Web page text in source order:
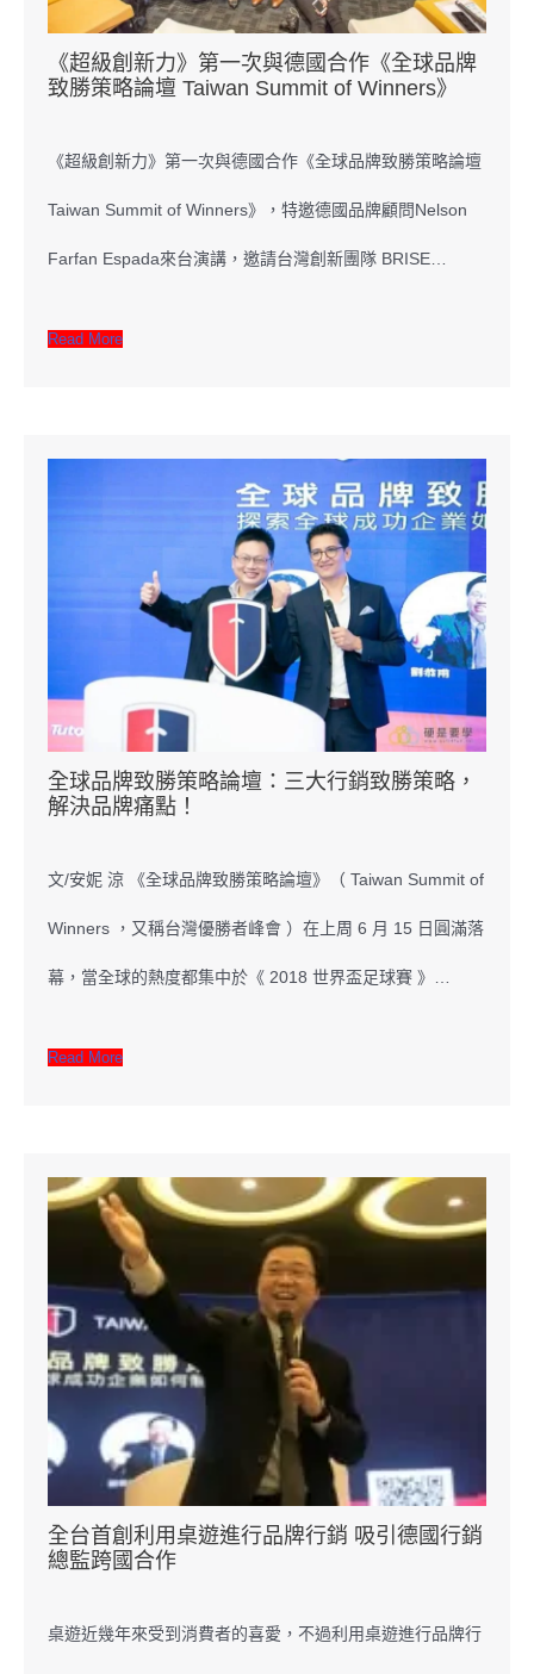
《超級創新力》第一次與德國合作《全球品牌
致勝策略論壇 Taiwan Summit of Winners》
《超級創新力》第一次與德國合作《全球品牌致勝策略論壇
Taiwan Summit of Winners》，特邀德國品牌顧問Nelson
Farfan Espada來台演講，邀請台灣創新團隊 BRISE…
Read More
全球品牌致勝策略論壇：三大行銷致勝策略，
解決品牌痛點！
文/安妮 涼 《全球品牌致勝策略論壇》（ Taiwan Summit of
Winners ，又稱台灣優勝者峰會 ）在上周 6 月 15 日圓滿落
幕，當全球的熱度都集中於《 2018 世界盃足球賽 》…
Read More
全台首創利用桌遊進行品牌行銷 吸引德國行銷
總監跨國合作
桌遊近幾年來受到消費者的喜愛，不過利用桌遊進行品牌行